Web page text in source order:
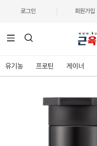
로그인 회원가입
유기농 프로틴 게이너